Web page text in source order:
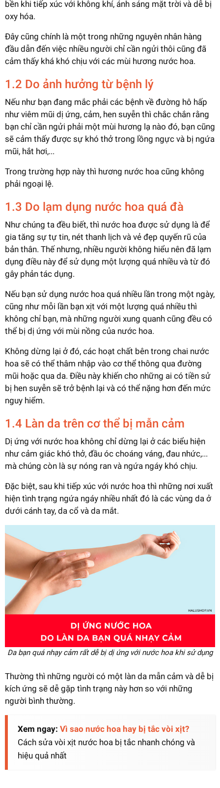
bền khi tiếp xúc với không khí, ánh sáng mặt trời và dễ bị
oxy hóa.
Đây cũng chính là một trong những nguyên nhân hàng
đầu dẫn đến việc nhiều người chỉ cần ngửi thôi cũng đã
cảm thấy khá khó chịu với các mùi hương nước hoa.
1.2 Do ảnh hưởng từ bệnh lý
Nếu như bạn đang mắc phải các bệnh về đường hô hấp
như viêm mũi dị ứng, cảm, hen suyễn thì chắc chắn rằng
bạn chỉ cần ngửi phải một mùi hương lạ nào đó, bạn cũng
sẽ cảm thấy được sự khó thở trong lồng ngực và bị ngứa
mũi, hắt hơi,...
Trong trường hợp này thì hương nước hoa cũng không
phải ngoại lệ.
1.3 Do lạm dụng nước hoa quá đà
Như chúng ta đều biết, thì nước hoa được sử dụng là để
gia tăng sự tự tin, nét thanh lịch và vẻ đẹp quyến rũ của
bản thân. Thế nhưng, nhiều người không hiểu nên đã lạm
dụng điều này để sử dụng một lượng quá nhiều và từ đó
gây phản tác dụng.
Nếu bạn sử dụng nước hoa quá nhiều lần trong một ngày,
cũng như mỗi lần bạn xịt với một lượng quá nhiều thì
không chỉ bạn, mà những người xung quanh cũng đều có
thể bị dị ứng với mùi nồng của nước hoa.
Không dừng lại ở đó, các hoạt chất bên trong chai nước
hoa sẽ có thể thâm nhập vào cơ thể thông qua đường
mũi hoặc qua da. Điều này khiến cho những ai có tiền sử
bị hen suyễn sẽ trở bệnh lại và có thể nặng hơn đến mức
nguy hiểm.
1.4 Làn da trên cơ thể bị mẫn cảm
Dị ứng với nước hoa không chỉ dừng lại ở các biểu hiện
như cảm giác khó thở, đầu óc choáng váng, đau nhức,...
mà chúng còn là sự nóng ran và ngứa ngáy khó chịu.
Đặc biệt, sau khi tiếp xúc với nước hoa thì những nơi xuất
hiện tình trạng ngứa ngáy nhiều nhất đó là các vùng da ở
dưới cánh tay, da cổ và da mắt.
Da bạn quá nhạy cảm rất dễ bị dị ứng với nước hoa khi sử dụng
Thường thì những người có một làn da mẫn cảm và dễ bị
kích ứng sẽ dễ gặp tình trạng này hơn so với những
người bình thường.
Xem ngay: Vì sao nước hoa hay bị tắc vòi xịt?
Cách sửa vòi xịt nước hoa bị tắc nhanh chóng và
hiệu quả nhất